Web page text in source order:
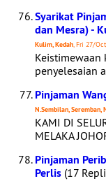
Syarikat
dan Mesra) -
Kulim, Kedah, Fri 27/
penyelesaian
Pinjaman
N.Sembilan, Seremban,
KAMI DI
MELAKA
Pinjaman
Perlis (17